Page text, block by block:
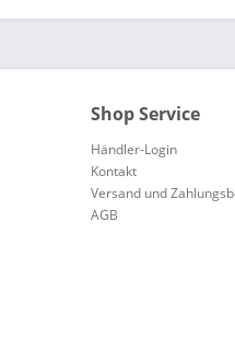
Shop Service
Händler-Login
Kontakt
Versand und
AGB